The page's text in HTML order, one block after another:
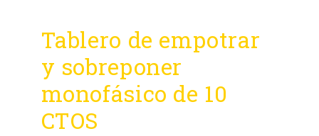
Tablero de empotrar
y sobreponer
monofásico de 10
CTOS